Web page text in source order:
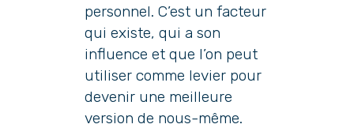
personnel. C’est un facteur
qui existe, qui a son
influence et que l’on peut
utiliser comme levier pour
devenir une meilleure
version de nous-même.